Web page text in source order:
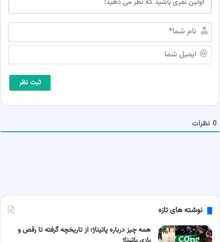
م
م
م
0 نظرات
نوشته های تازه
همه چیز درباره پاتیناژ؛ از تاریخچه گرفته تا رقص و